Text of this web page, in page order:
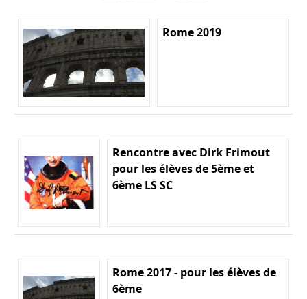
Rome 2019
Rencontre avec Dirk Frimout
pour les élèves de 5ème et
6ème LS SC
Rome 2017 - pour les élèves de
6ème